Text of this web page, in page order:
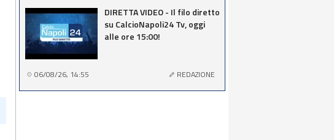
DIRETTA VIDEO - Il filo diretto
su CalcioNapoli24 Tv, oggi
alle ore 15:00!
06/08/26, 14:55 REDAZIONE